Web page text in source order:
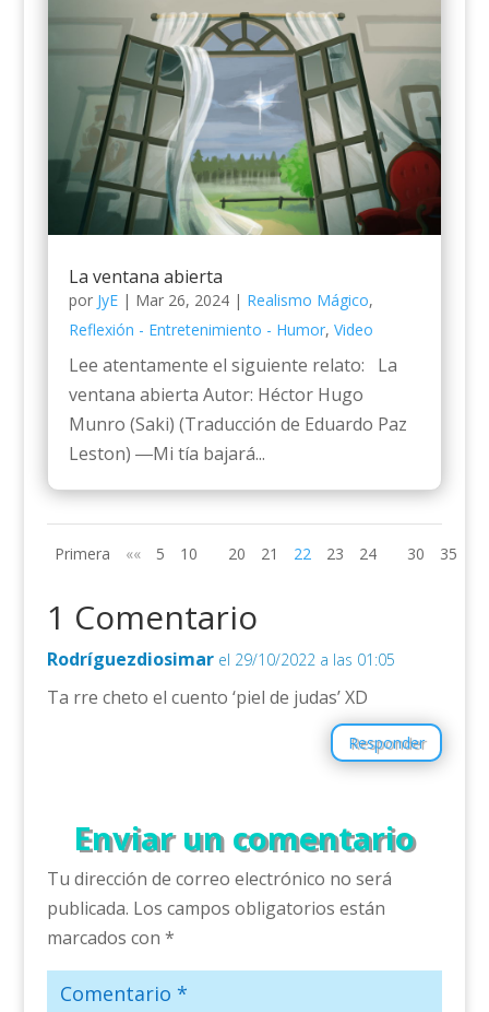
La ventana abierta
por JyE| Mar 26, 2024| Realismo Mágico,
Reflexión - Entretenimiento - Humor, Video
Lee atentamente el siguiente relato: La
ventana abierta Autor: Héctor Hugo
Munro (Saki) (Traducción de Eduardo Paz
Leston) ―Mi tía bajará...
Primera «« 5 10 20 21 22 23 24 30 35
1 Comentario
Rodríguezdiosimar el 29/10/2022 a las 01:05
Ta rre cheto el cuento ‘piel de judas’ XD
Responder
Enviar un comentario
Tu dirección de correo electrónico no será
publicada. Los campos obligatorios están
marcados con *